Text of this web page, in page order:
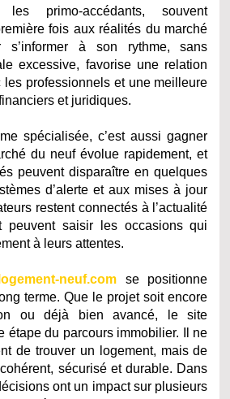
primo-accédants, souvent
fois aux réalités du marché
s’informer à son rythme, sans
excessive, favorise une relation
professionnels et une meilleure
et juridiques.
spécialisée, c’est aussi gagner
du neuf évolue rapidement, et
peuvent disparaître en quelques
d’alerte et aux mises à jour
restent connectés à l’actualité
peuvent saisir les occasions qui
à leurs attentes.
neuf.com se positionne
terme. Que le projet soit encore
ou déjà bien avancé, le site
étape du parcours immobilier. Il ne
de trouver un logement, mais de
sécurisé et durable. Dans
ont un impact sur plusieurs